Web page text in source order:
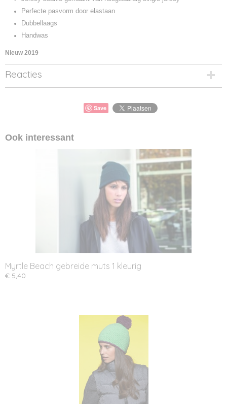
Perfecte pasvorm door elastaan
Dubbellaags
Handwas
Nieuw 2019
Reacties
Save
Ook interessant
Myrtle Beach gebreide muts 1 kleurig
€ 5,40